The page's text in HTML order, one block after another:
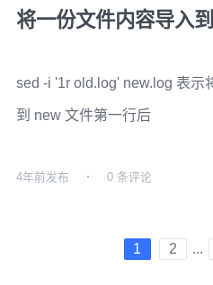
将一份文件内容导入
sed -i '1r old.log' new.log 表示
到 new 文件第一行后
4年前发布 0 条评论
1 2 ...